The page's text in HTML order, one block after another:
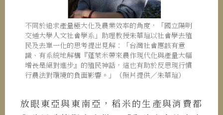
不同於追求產量極大化及農業效率的角度，「國立陽明
交通大學人文社會學系」助理教授朱華瑄以社會學去殖
民及去單一化的思考提出見解：「台灣社會應該有意
識、有系統地解構『蓬萊米帶來農作現代化與產量大幅
增長是絕對進步』的殖民神話，這也有助於反思現行慣
行農法對環境的負面影響。」（照片提供／朱華瑄）
放眼東亞與東南亞，稻米的生產與消費都